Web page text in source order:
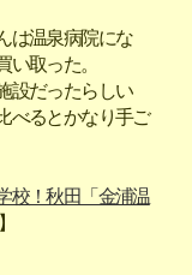
は温泉病院にな
取った。
設だったらしい
べるとかなり手ご
校！秋田「金浦温